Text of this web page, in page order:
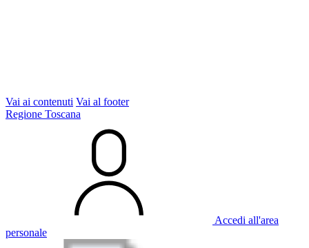
Vai ai contenuti Vai al footer
Regione Toscana
Accedi all'area
personale